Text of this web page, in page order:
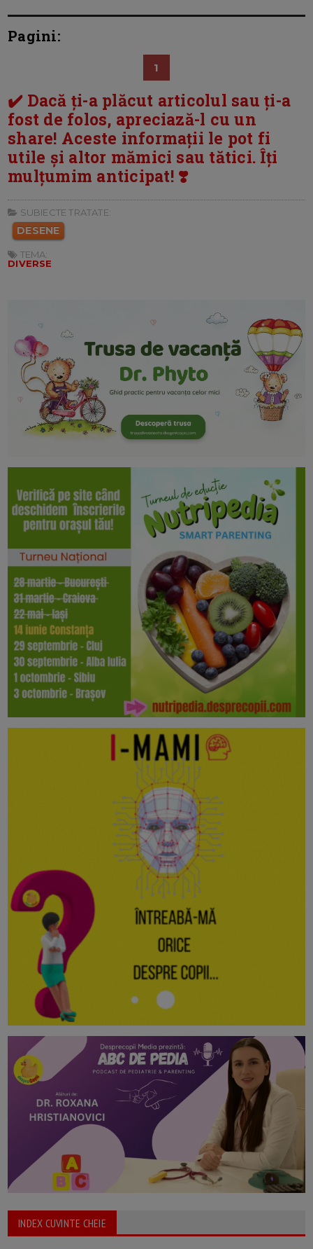
Pagini:
1
✔️ Dacă ți-a plăcut articolul sau ți-a
fost de folos, apreciază-l cu un
share! Aceste informații le pot fi
utile și altor mămici sau tătici. Îți
mulțumim anticipat! ❣️
SUBIECTE TRATATE:
DESENE
TEMA:
DIVERSE
INDEX CUVINTE CHEIE